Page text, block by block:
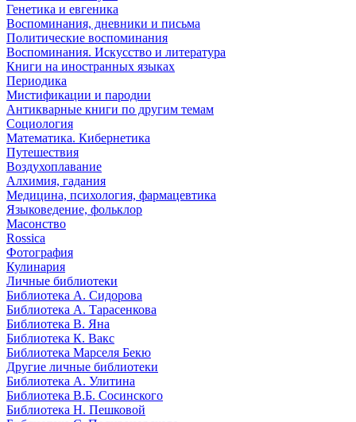
Генетика и евгеника
Воспоминания, дневники и письма
Политические воспоминания
Воспоминания. Искусство и литература
Книги на иностранных языках
Периодика
Мистификации и пародии
Антикварные книги по другим темам
Социология
Математика. Кибернетика
Путешествия
Воздухоплавание
Алхимия, гадания
Медицина, психология, фармацевтика
Языковедение, фольклор
Масонство
Rossica
Фотография
Кулинария
Личные библиотеки
Библиотека А. Сидорова
Библиотека А. Тарасенкова
Библиотека В. Яна
Библиотека К. Вакс
Библиотека Марселя Бекю
Другие личные библиотеки
Библиотека А. Улитина
Библиотека В.Б. Сосинского
Библиотека Н. Пешковой